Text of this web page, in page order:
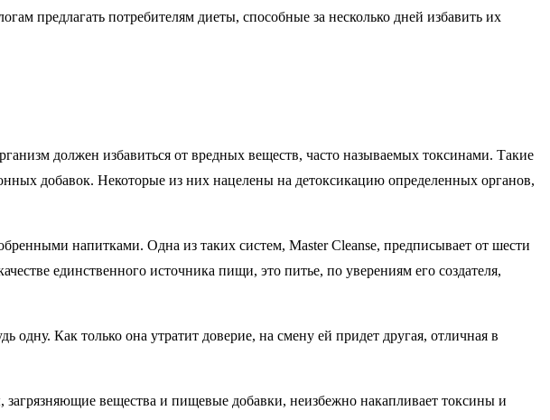
предлагать потребителям диеты, способные за несколько дней избавить их
должен избавиться от вредных веществ, часто называемых токсинами. Такие
добавок. Некоторые из них нацелены на детоксикацию определенных органов,
напитками. Одна из таких систем, Master Cleanse, предписывает от шести
единственного источника пищи, это питье, по уверениям его создателя,
одну. Как только она утратит доверие, на смену ей придет другая, отличная в
вещества и пищевые добавки, неизбежно накапливает токсины и